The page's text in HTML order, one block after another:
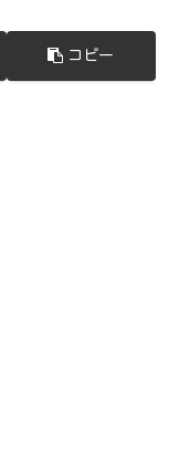
コピー